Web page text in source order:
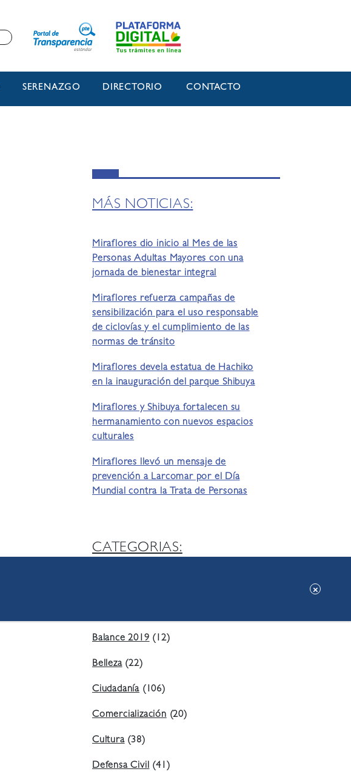
SERENAZGO DIRECTORIO CONTACTO
MÁS NOTICIAS:
Miraflores dio inicio al Mes de las
Personas Adultas Mayores con una
jornada de bienestar integral
Miraflores refuerza campañas de
sensibilización para el uso responsable
de ciclovías y el cumplimiento de las
normas de tránsito
Miraflores devela estatua de Hachiko
en la inauguración del parque Shibuya
Miraflores y Shibuya fortalecen su
hermanamiento con nuevos espacios
culturales
Miraflores llevó un mensaje de
prevención a Larcomar por el Día
Mundial contra la Trata de Personas
CATEGORIAS:
Balance 2019(12)
Belleza(22)
Ciudadanía (106)
Comercialización(20)
Cultura(38)
Defensa Civil(41)